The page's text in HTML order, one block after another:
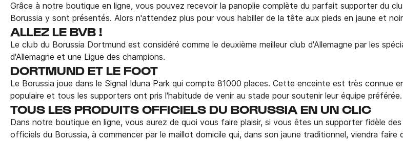
Grâce à notre boutique en ligne, vous pouvez recevoir la panoplie complète du parfait supporter du
Borussia y sont présentés. Alors n'attendez plus pour vous habiller de la tête aux pieds en jaune et
ALLEZ LE BVB !
Le club du Borussia Dortmund est considéré comme le deuxième meilleur club d'Allemagne par les
d'Allemagne et une Ligue des champions.
DORTMUND ET LE FOOT
Le Borussia joue dans le Signal Iduna Park qui compte 81000 places. Cette enceinte est très connue
populaire et tous les supporters ont pris l'habitude de venir au stade pour soutenir leur équipe
TOUS LES PRODUITS OFFICIELS DU BORUSSIA EN UN CLIC
Dans notre boutique en ligne, vous aurez de quoi vous faire plaisir, si vous êtes un supporter fidèle
officiels du Borussia, à commencer par le maillot domicile qui, dans son jaune traditionnel, viendra